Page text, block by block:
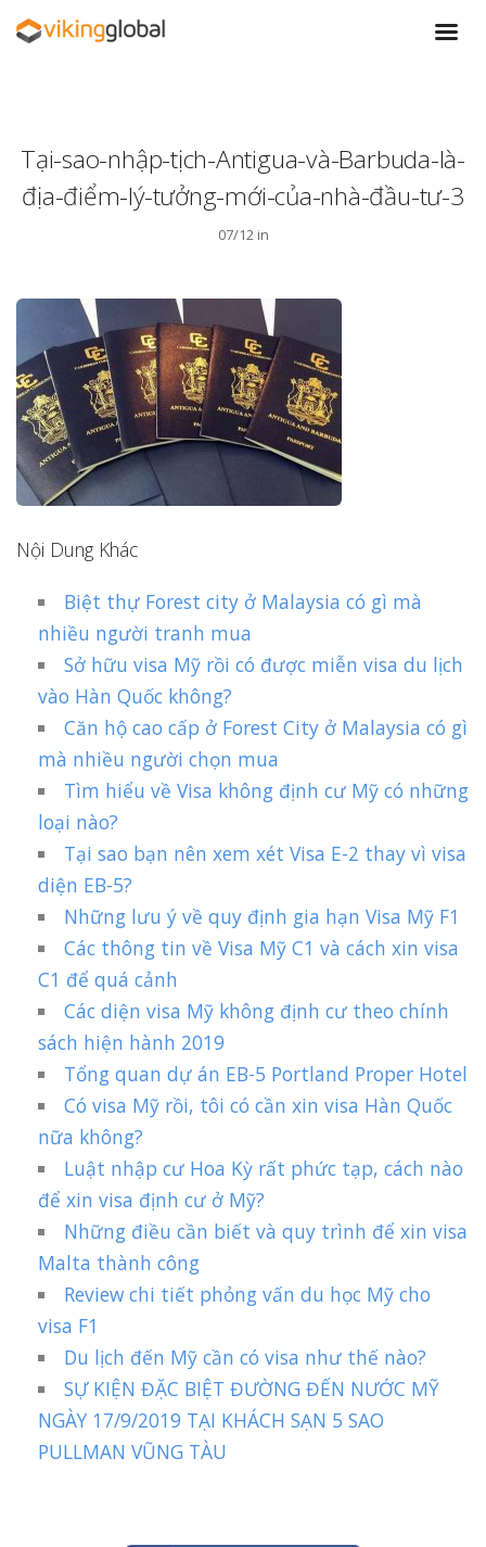
Tại-sao-nhập-tịch-Antigua-và-Barbuda-là-
địa-điểm-lý-tưởng-mới-của-nhà-đầu-tư-3
07/12 in
Nội Dung Khác
Biệt thự Forest city ở Malaysia có gì mà
nhiều người tranh mua
Sở hữu visa Mỹ rồi có được miễn visa du lịch
vào Hàn Quốc không?
Căn hộ cao cấp ở Forest City ở Malaysia có gì
mà nhiều người chọn mua
Tìm hiểu về Visa không định cư Mỹ có những
loại nào?
Tại sao bạn nên xem xét Visa E-2 thay vì visa
diện EB-5?
Những lưu ý về quy định gia hạn Visa Mỹ F1
Các thông tin về Visa Mỹ C1 và cách xin visa
C1 để quá cảnh
Các diện visa Mỹ không định cư theo chính
sách hiện hành 2019
Tổng quan dự án EB-5 Portland Proper Hotel
Có visa Mỹ rồi, tôi có cần xin visa Hàn Quốc
nữa không?
Luật nhập cư Hoa Kỳ rất phức tạp, cách nào
để xin visa định cư ở Mỹ?
Những điều cần biết và quy trình để xin visa
Malta thành công
Review chi tiết phỏng vấn du học Mỹ cho
visa F1
Du lịch đến Mỹ cần có visa như thế nào?
SỰ KIỆN ĐẶC BIỆT ĐƯỜNG ĐẾN NƯỚC MỸ
NGÀY 17/9/2019 TẠI KHÁCH SẠN 5 SAO
PULLMAN VŨNG TÀU